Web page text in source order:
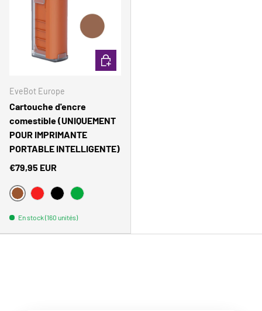
EveBot Europe
Cartouche d'encre
comestible (UNIQUEMENT
POUR IMPRIMANTE
PORTABLE INTELLIGENTE)
€79,95 EUR
BRAUNPOURRIR
NOIR VERT
En stock (160 unités)
CHOISIR LES OPTIONS
Ship to
United States
Language
Currency
Euro